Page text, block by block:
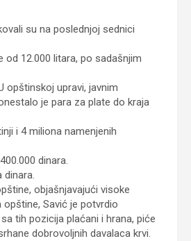
su na poslednjoj sednici
12.000 litara, po sadašnjim
opštinskoj upravi, javnim
je para za plate do kraja
i 4 miliona namenjenih
dinara.
dinara.
objašnjavajući visoke
Savić je potvrdio
tih pozicija plaćani i hrana, piće
dobrovoljnih davalaca krvi.